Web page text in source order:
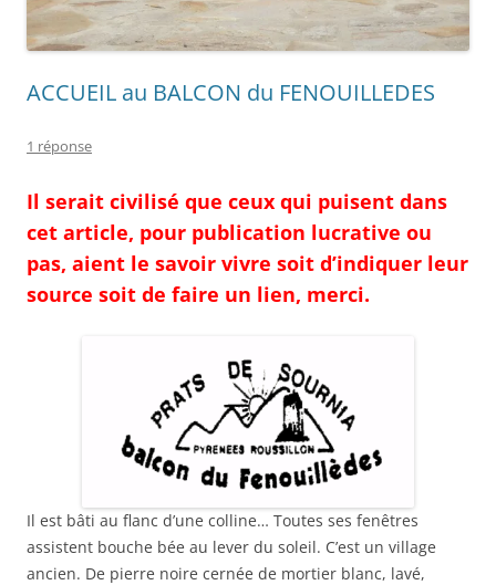
ACCUEIL au BALCON du FENOUILLEDES
1 réponse
Il serait civilisé que ceux qui puisent dans
cet article, pour publication lucrative ou
pas, aient le savoir vivre soit d’indiquer leur
source soit de faire un lien, merci.
Il est bâti au flanc d’une colline… Toutes ses fenêtres
assistent bouche bée au lever du soleil. C’est un village
ancien. De pierre noire cernée de mortier blanc, lavé,